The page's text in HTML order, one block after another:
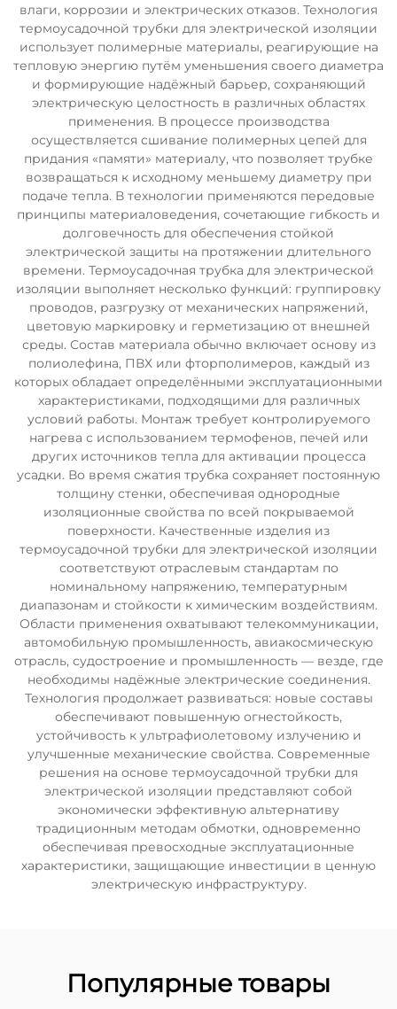
влаги, коррозии и электрических отказов. Технология
термоусадочной трубки для электрической изоляции
использует полимерные материалы, реагирующие на
тепловую энергию путём уменьшения своего диаметра
и формирующие надёжный барьер, сохраняющий
электрическую целостность в различных областях
применения. В процессе производства
осуществляется сшивание полимерных цепей для
придания «памяти» материалу, что позволяет трубке
возвращаться к исходному меньшему диаметру при
подаче тепла. В технологии применяются передовые
принципы материаловедения, сочетающие гибкость и
долговечность для обеспечения стойкой
электрической защиты на протяжении длительного
времени. Термоусадочная трубка для электрической
изоляции выполняет несколько функций: группировку
проводов, разгрузку от механических напряжений,
цветовую маркировку и герметизацию от внешней
среды. Состав материала обычно включает основу из
полиолефина, ПВХ или фторполимеров, каждый из
которых обладает определёнными эксплуатационными
характеристиками, подходящими для различных
условий работы. Монтаж требует контролируемого
нагрева с использованием термофенов, печей или
других источников тепла для активации процесса
усадки. Во время сжатия трубка сохраняет постоянную
толщину стенки, обеспечивая однородные
изоляционные свойства по всей покрываемой
поверхности. Качественные изделия из
термоусадочной трубки для электрической изоляции
соответствуют отраслевым стандартам по
номинальному напряжению, температурным
диапазонам и стойкости к химическим воздействиям.
Области применения охватывают телекоммуникации,
автомобильную промышленность, авиакосмическую
отрасль, судостроение и промышленность — везде, где
необходимы надёжные электрические соединения.
Технология продолжает развиваться: новые составы
обеспечивают повышенную огнестойкость,
устойчивость к ультрафиолетовому излучению и
улучшенные механические свойства. Современные
решения на основе термоусадочной трубки для
электрической изоляции представляют собой
экономически эффективную альтернативу
традиционным методам обмотки, одновременно
обеспечивая превосходные эксплуатационные
характеристики, защищающие инвестиции в ценную
электрическую инфраструктуру.
Популярные товары